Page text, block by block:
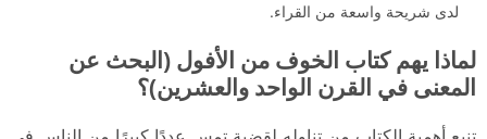
لدى شريحة واسعة من القراء.
لماذا يهم كتاب الخوف من الأفول (البحث عن
المعنى في القرن الواحد والعشرين)؟